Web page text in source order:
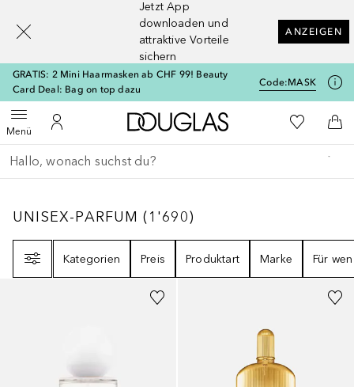
Jetzt App
downloaden und
attraktive Vorteile
sichern
ANZEIGEN
GRATIS: 2 Mini Haarmasken ab CHF 99! Beauty
Card Deal: Bag on top dazu
Code:MASK
MenüMenü öffnenZu Meinem Kundenkonto
Zur Douglas Startseite
Zu Meiner
Gehe zurück
Suche ausführen
UNISEX-PARFUM 1690ERGEBNISSE
UNISEX-PARFUM (1'690)
Kategorien
Preis Produktart Marke Für wen
Gesponsert Gesponsert
[navigation.slideout.screenreader]